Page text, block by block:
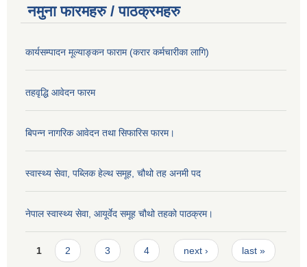
नमुना फारमहरु / पाठक्रमहरु
कार्यसम्पादन मूल्याङ्कन फाराम (करार कर्मचारीका लागि)
तहवृद्धि आवेदन फारम
बिपन्‍न नागरिक आवेदन तथा सिफारिस फारम।
स्वास्थ्य सेवा, पब्लिक हेल्‍थ समूह, चौथो तह अनमी पद
नेपाल स्वास्थ्य सेवा, आयूर्वेद समूह चौथो तहको पाठक्रम।
Pages
1 2 3 4 next › last »